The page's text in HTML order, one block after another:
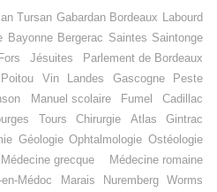
Tursan Gabardan Bordeaux Labourd
Bayonne Bergerac Saintes Saintonge
Jésuites
Parlement de Bordeaux
Poitou Vin Landes Gascogne
Peste
Manuel scolaire Fumel
Cadillac
Tours Chirurgie Atlas
Gintrac
Géologie Ophtalmologie Ostéologie
Médecine grecque
Médecine romaine
Médoc Marais Nuremberg
Worms